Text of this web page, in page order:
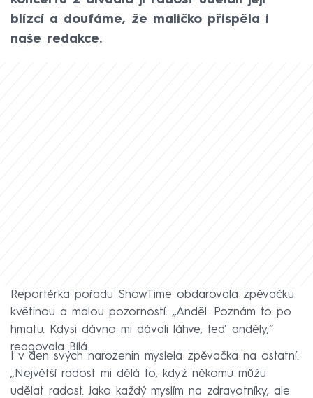
blízcí a doufáme, že maličko přispěla i
naše redakce.
Reportérka pořadu ShowTime obdarovala zpěvačku
květinou a malou pozorností. „Anděl. Poznám to po
hmatu. Kdysi dávno mi dávali láhve, teď anděly,“
reagovala Bílá.
I v den svých narozenin myslela zpěvačka na ostatní.
„Největší radost mi dělá to, když někomu můžu
udělat radost. Jako každý myslím na zdravotníky, ale